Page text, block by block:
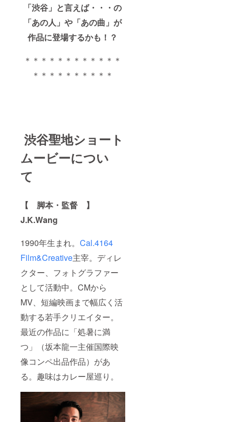
「渋谷」と言えば・・・の
「あの人」や「あの曲」が
作品に登場するかも！？
＊＊＊＊＊＊＊＊＊＊＊＊
＊＊＊＊＊＊＊＊＊＊
渋谷聖地ショート
ムービーについ
て
【 脚本・監督 】
J.K.Wang
1990年生まれ。 Cal.4164
Film&Creative主宰。ディレ
クター、フォトグラファー
として活動中。CMから
MV、短編映画まで幅広く活
動する若手クリエイター。
最近の作品に「処暑に満
つ」（坂本龍一主催国際映
像コンペ出品作品）があ
る。趣味はカレー屋巡り。